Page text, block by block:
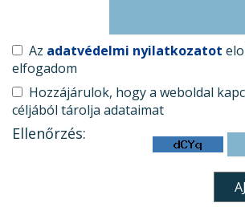
Az adatvédelmi nyilatkozatot
elfogadom
Hozzájárulok, hogy a weboldal
céljából tárolja adataimat
Ellenőrzés: